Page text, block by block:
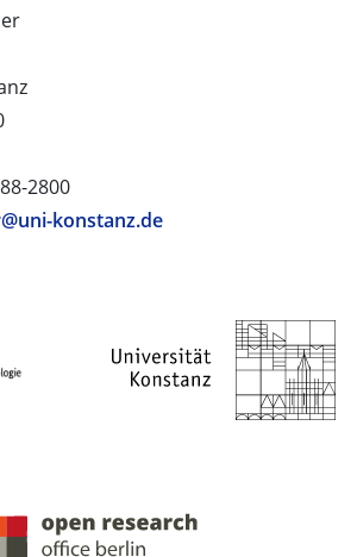
2800
konstanz.de